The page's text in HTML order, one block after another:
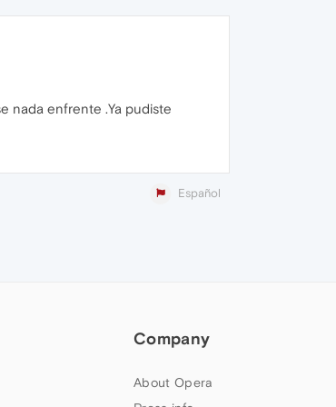
nada enfrente .Ya pudiste
Español
Company
About Opera